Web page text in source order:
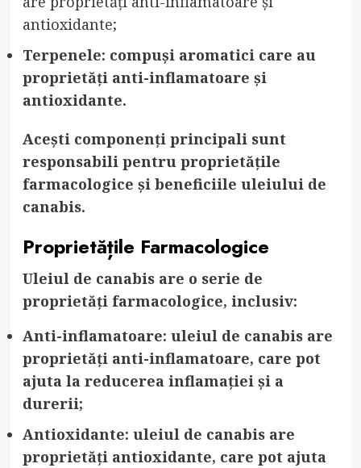
antioxidante;
Terpenele: compuși aromatici care au
proprietăți anti-inflamatoare și
antioxidante.
Acești componenți principali sunt
responsabili pentru proprietățile
farmacologice și beneficiile uleiului de
canabis.
Proprietățile Farmacologice
Uleiul de canabis are o serie de
proprietăți farmacologice, inclusiv:
Anti-inflamatoare: uleiul de canabis are
proprietăți anti-inflamatoare, care pot
ajuta la reducerea inflamației și a
durerii;
Antioxidante: uleiul de canabis are
proprietăți antioxidante, care pot ajuta